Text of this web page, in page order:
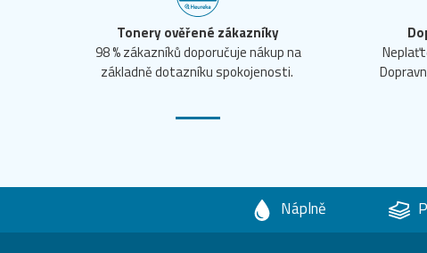
Tonery ověřené zákazníky
98 % zákazníků doporučuje nákup na
základně dotazníku spokojenosti.
Náplně